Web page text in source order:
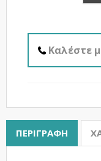
Καλέστε
ΠΕΡΙΓΡΑΦΉ